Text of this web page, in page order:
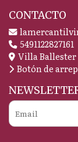
CONTACTO
5491122827161
Villa Ballester
Botón de